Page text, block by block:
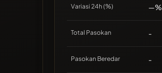
Variasi 24h (%) —%
Total Pasokan -
Pasokan Beredar -